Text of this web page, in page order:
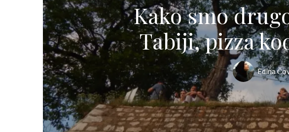
Kako smo
Tabiji, pizza
Edina